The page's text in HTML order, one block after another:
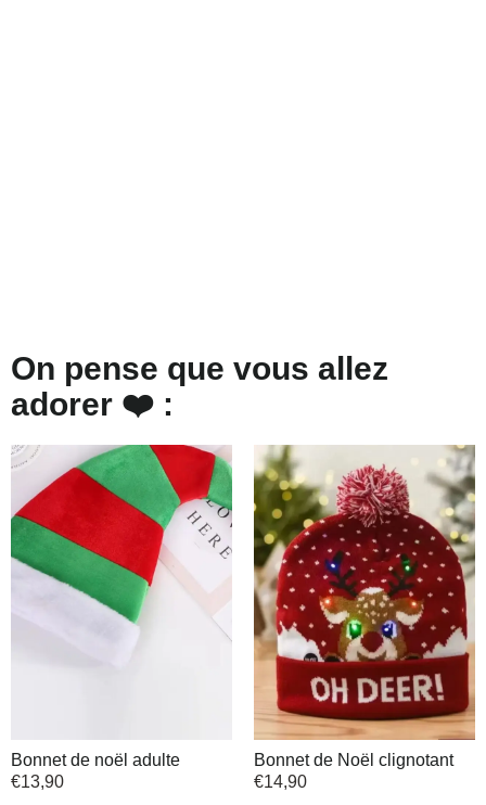
On pense que vous allez
adorer ❤️ :
Bonnet de noël adulte
€13,90
Bonnet de Noël clignotant
€14,90